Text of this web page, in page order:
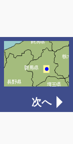
次へ